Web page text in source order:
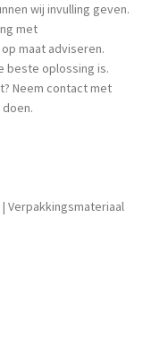
wij invulling geven.
met
maat adviseren.
beste oplossing is.
Neem contact met
| Verpakkingsmateriaal